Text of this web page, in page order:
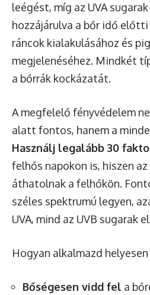
leégést, míg az UVA
hozzájárulva a bőr idő előtti
ráncok kialakulásához és
megjelenéséhez. Mindkét
a bőrrák kockázatát.
A megfelelő fényvédelem
alatt fontos, hanem a
Használj legalább 30
felhős napokon is, hiszen az
áthatolnak a felhőkön.
széles spektrumú legyen,
UVA, mind az UVB sugarak
Hogyan alkalmazd
Bőségesen vidd fel a